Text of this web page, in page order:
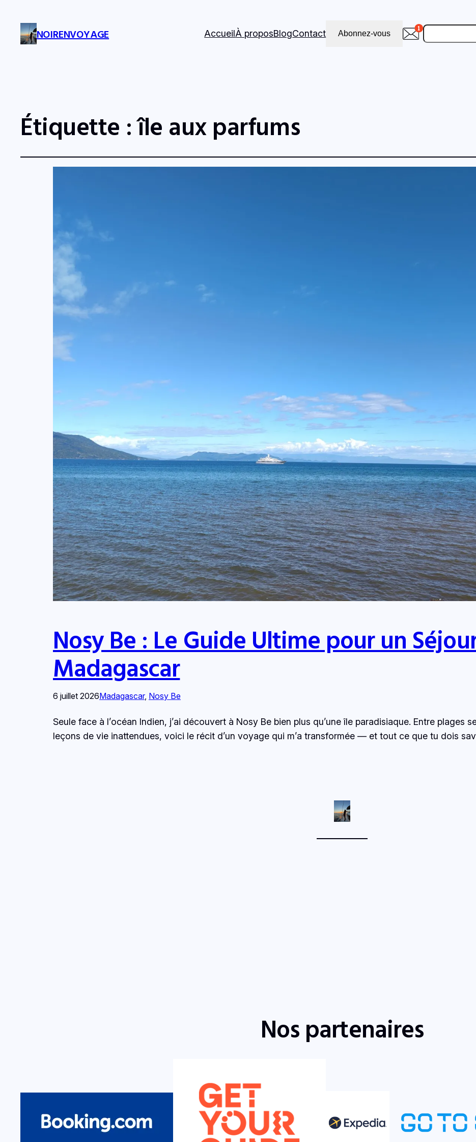
NOIRENVOYAGE AccueilÀ proposBlogContact Abonnez-vous Rechercher
Étiquette :île aux parfums
Nosy Be : Le Guide Ultime pour un
Madagascar
6 juillet 2026Madagascar, Nosy Be
Seule face à l’océan Indien, j’ai découvert à Nosy Be bien plus qu’une île paradisiaque. Entre plages
leçons de vie inattendues, voici le récit d’un voyage qui m’a transformée — et tout ce que tu dois
Nos partenaires